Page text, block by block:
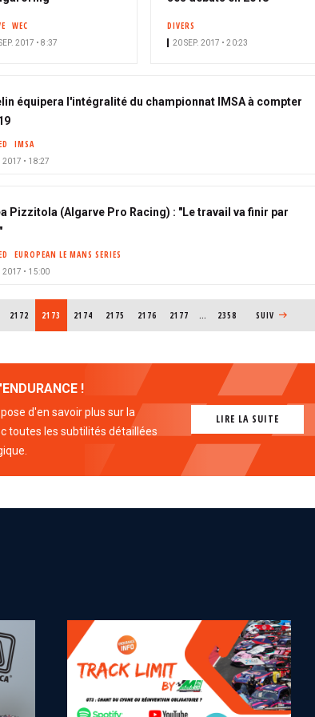
WEC
2017 • 8:37
DIVERS
20 SEP. 2017 • 20:23
équipera l'intégralité du championnat IMSA à compter
IMSA
2017 • 18:27
Pizzitola (Algarve Pro Racing) : "Le travail va finir par
EUROPEAN LE MANS SERIES
2017 • 15:00
PAGE
2172 PAGE COURANTE
2173 PAGE
2174 PAGE
2175 PAGE
2176 PAGE
2177 … 2358 PAGE SUIVANTE
SUIV
!
d'en savoir plus sur la
toutes les subtilités détaillées
LIRE LA SUITE